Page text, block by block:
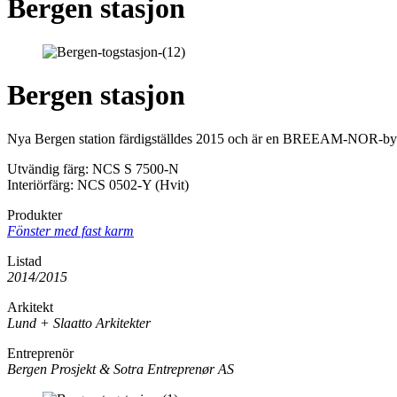
Bergen stasjon
Bergen stasjon
Nya Bergen station färdigställdes 2015 och är en BREEAM-NOR-
Utvändig färg: NCS S 7500-N
Interiörfärg: NCS 0502-Y (Hvit)
Produkter
Fönster med fast karm
Listad
2014/2015
Arkitekt
Lund + Slaatto Arkitekter
Entreprenör
Bergen Prosjekt & Sotra Entreprenør AS